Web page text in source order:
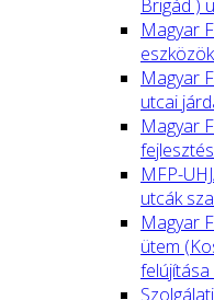
Brigád )
Magyar
Magyar
utcai
Magyar
MFP-
utcák
Magyar
ütem